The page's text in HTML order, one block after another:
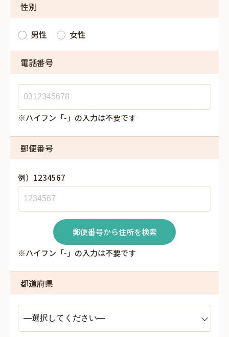
性別
男性 女性
電話番号
※ハイフン「-」の入力は不要です
郵便番号
例）1234567
郵便番号から住所を検索
※ハイフン「-」の入力は不要です
都道府県